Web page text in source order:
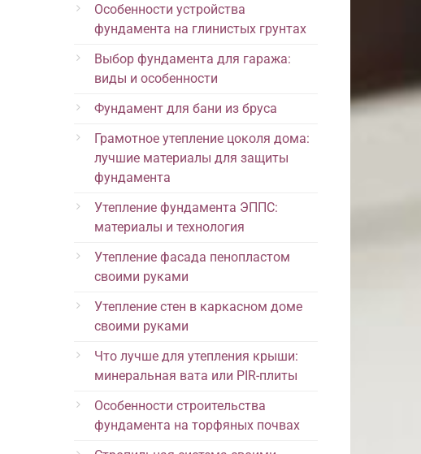
Особенности устройства
фундамента на глинистых грунтах
Выбор фундамента для гаража:
виды и особенности
Фундамент для бани из бруса
Грамотное утепление цоколя дома:
лучшие материалы для защиты
фундамента
Утепление фундамента ЭППС:
материалы и технология
Утепление фасада пенопластом
своими руками
Утепление стен в каркасном доме
своими руками
Что лучше для утепления крыши:
минеральная вата или PIR-плиты
Особенности строительства
фундамента на торфяных почвах